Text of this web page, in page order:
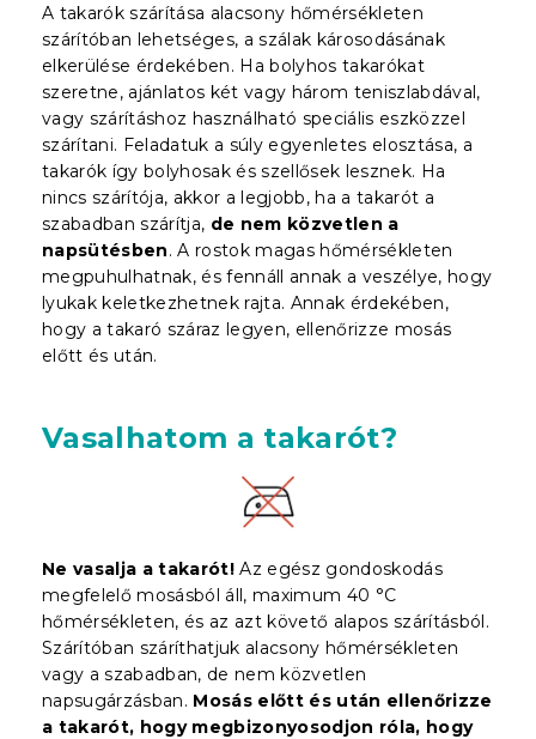
A takarók szárítása alacsony hőmérsékleten
szárítóban lehetséges, a szálak károsodásának
elkerülése érdekében. Ha bolyhos takarókat
szeretne, ajánlatos két vagy három teniszlabdával,
vagy szárításhoz használható speciális eszközzel
szárítani. Feladatuk a súly egyenletes elosztása, a
takarók így bolyhosak és szellősek lesznek. Ha
nincs szárítója, akkor a legjobb, ha a takarót a
szabadban szárítja, de nem közvetlen a
napsütésben. A rostok magas hőmérsékleten
megpuhulhatnak, és fennáll annak a veszélye, hogy
lyukak keletkezhetnek rajta. Annak érdekében,
hogy a takaró száraz legyen, ellenőrizze mosás
előtt és után.
Vasalhatom a takarót?
Ne vasalja a takarót! Az egész gondoskodás
megfelelő mosásból áll, maximum 40 °C
hőmérsékleten, és az azt követő alapos szárításból.
Szárítóban száríthatjuk alacsony hőmérsékleten
vagy a szabadban, de nem közvetlen
napsugárzásban. Mosás előtt és után ellenőrizze
a takarót, hogy megbizonyosodjon róla, hogy